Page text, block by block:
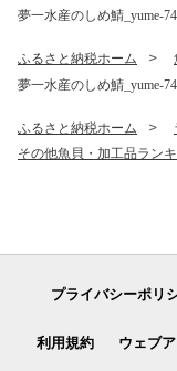
夢一水産のしめ鯖_yume-
ふるさと納税ホーム
夢一水産のしめ鯖_yume-
ふるさと納税ホーム
その他魚貝・加工品ラン
プライバシーポリ
利用規約 ウェブ